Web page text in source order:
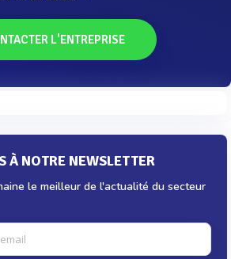
L'ENTREPRISE
À NOTRE NEWSLETTER
le meilleur de l'actualité du secteur